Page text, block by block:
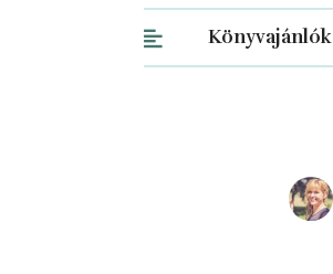
Könyvajánlók